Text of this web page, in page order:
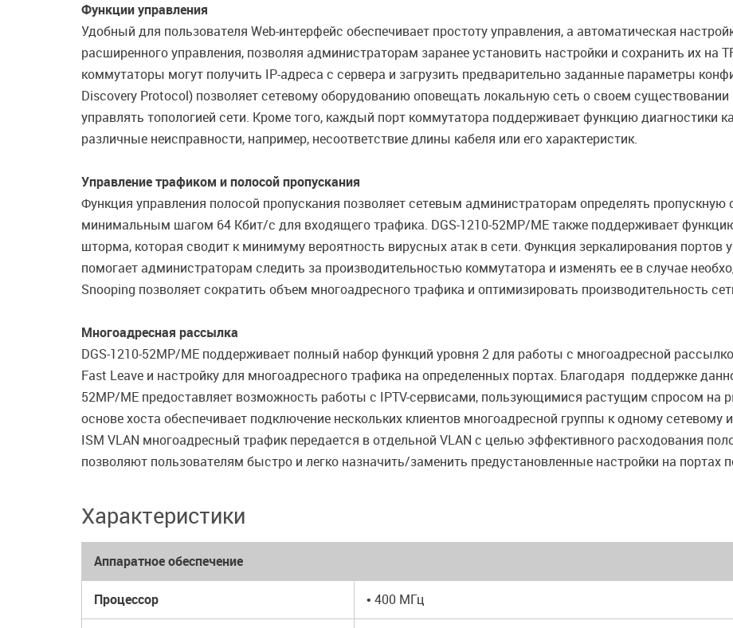
Функции управления
Удобный для пользователя Web-интерфейс обеспечивает простоту управления, а автоматическая
расширенного управления, позволяя администраторам заранее установить настройки и сохранить их на
коммутаторы могут получить IP-адреса с сервера и загрузить предварительно заданные параметры
Discovery Protocol) позволяет сетевому оборудованию оповещать локальную сеть о своем существовании
управлять топологией сети. Кроме того, каждый порт коммутатора поддерживает функцию диагностики
различные неисправности, например, несоответствие длины кабеля или его характеристик.
Управление трафиком и полосой пропускания
Функция управления полосой пропускания позволяет сетевым администраторам определять пропускную
минимальным шагом 64 Кбит/с для входящего трафика. DGS-1210-52MP/ME также поддерживает
шторма, которая сводит к минимуму вероятность вирусных атак в сети. Функция зеркалирования портов
помогает администраторам следить за производительностью коммутатора и изменять ее в случае
Snooping позволяет сократить объем многоадресного трафика и оптимизировать производительность
Многоадресная рассылка
DGS-1210-52MP/ME поддерживает полный набор функций уровня 2 для работы с многоадресной
Fast Leave и настройку для многоадресного трафика на определенных портах. Благодаря поддержке
52MP/ME предоставляет возможность работы с IPTV-сервисами, пользующимися растущим спросом на
основе хоста обеспечивает подключение нескольких клиентов многоадресной группы к одному
ISM VLAN многоадресный трафик передается в отдельной VLAN с целью эффективного расходования
позволяют пользователям быстро и легко назначить/заменить предустановленные настройки на портах
Характеристики
Аппаратное обеспечение
Процессор • 400 МГц